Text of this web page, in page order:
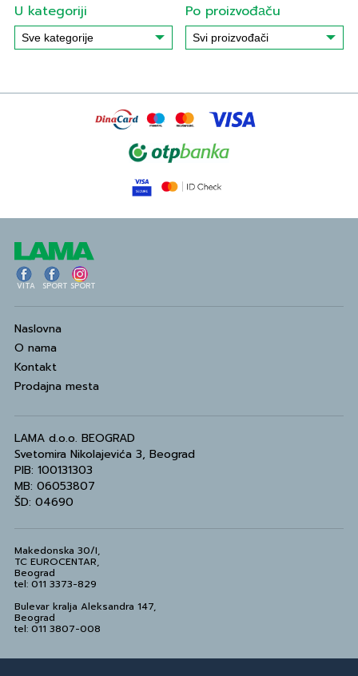
U kategoriji Po proizvođаču
VITA SPORT SPORT
Naslovna
O nama
Kontakt
Prodajna mesta
LAMA d.o.o. BEOGRAD
Svetomira Nikolajevića 3, Beograd
PIB: 100131303
MB: 06053807
ŠD: 04690
Makedonska 30/I,
TC EUROCENTAR,
Beograd
tel: 011 3373-829
Bulevar kralja Aleksandra 147,
Beograd
tel: 011 3807-008